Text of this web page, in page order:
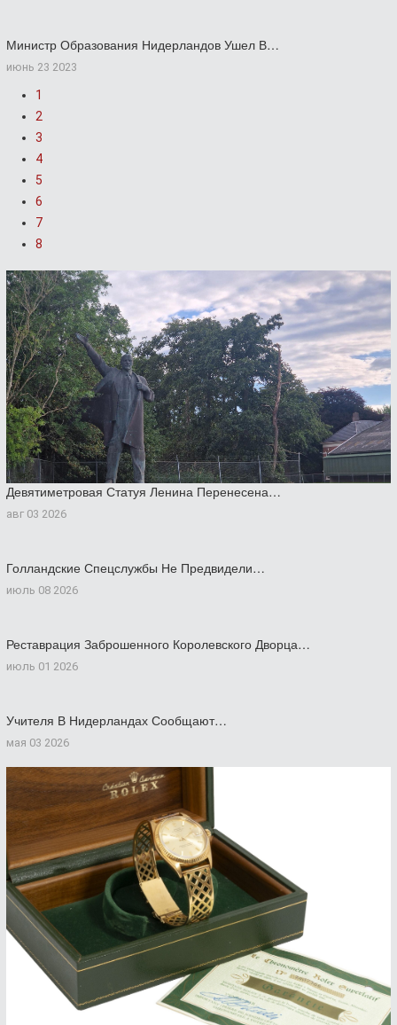
Министр Образования Нидерландов Ушел В…
июнь 23 2023
1
2
3
4
5
6
7
8
Девятиметровая Статуя Ленина Перенесена…
авг 03 2026
Голландские Спецслужбы Не Предвидели…
июль 08 2026
Реставрация Заброшенного Королевского Дворца…
июль 01 2026
Учителя В Нидерландах Сообщают…
мая 03 2026